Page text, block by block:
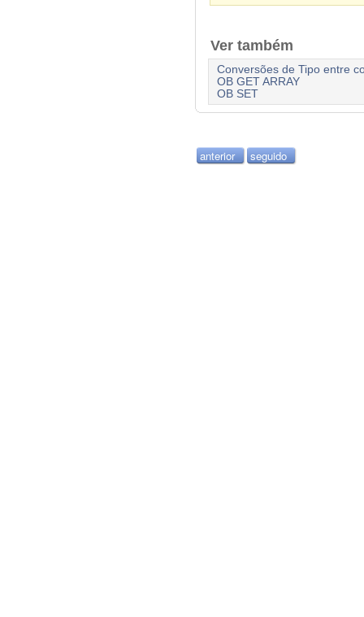
Ver também
Conversões de Tipo entre
OB GET ARRAY
OB SET
anterior seguido